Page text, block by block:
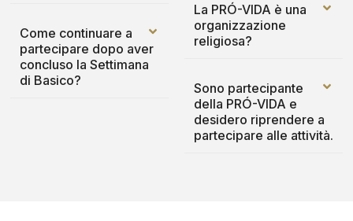
Come continuare a
partecipare dopo aver
concluso la Settimana
di Basico?
La PRÓ-VIDA è una
organizzazione
religiosa?
Sono partecipante
della PRÓ-VIDA e
desidero riprendere a
partecipare alle attività.